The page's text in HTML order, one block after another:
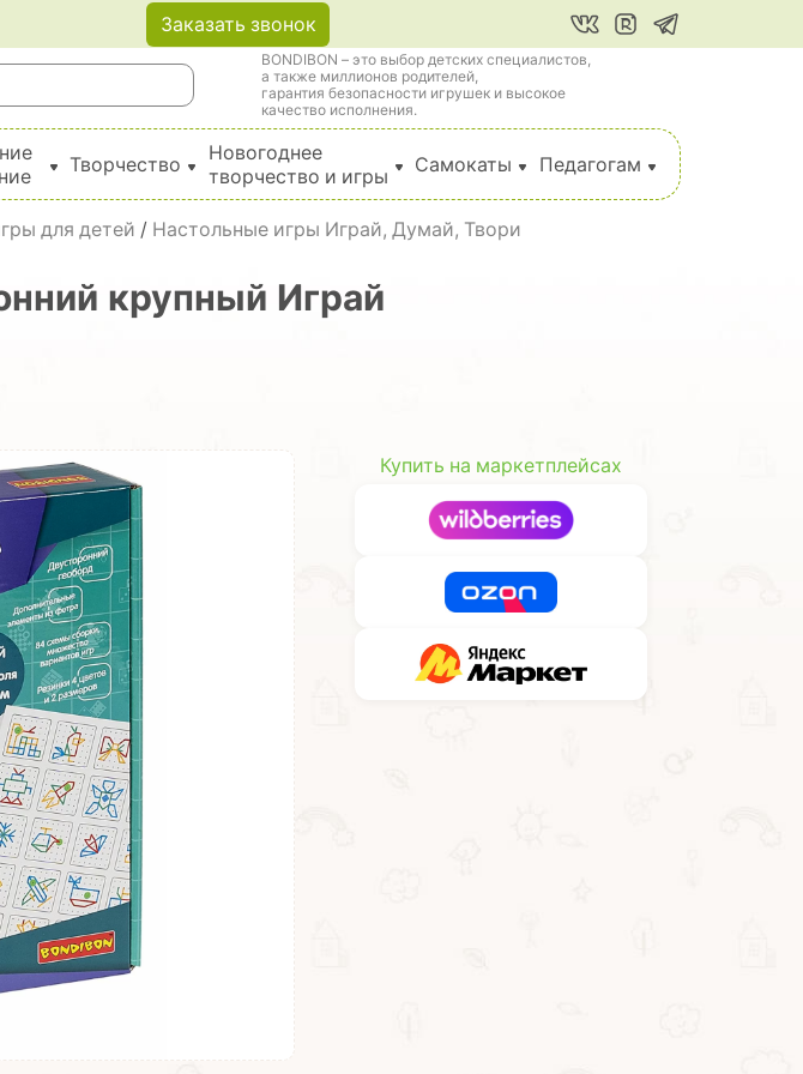
Заказать звонок
BONDIBON – это выбор детских специалистов,
а также миллионов родителей,
гарантия безопасности игрушек и высокое
качество исполнения.
Творчество
Новогоднее
творчество и игры
Самокаты Педагогам
для детей / Настольные игры Играй, Думай, Твори
крупный Играй
Купить на маркетплейсах